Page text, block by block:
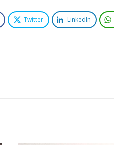
Twitter LinkedIn